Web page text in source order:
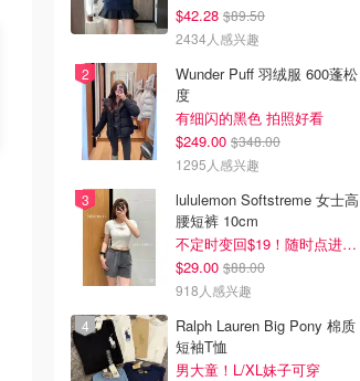
$42.28 $89.50
2434人感兴趣
Wunder Puff 羽绒服 600蓬松
度
有细闪的黑色 拍照好看
$249.00 $348.00
1295人感兴趣
lululemon Softstreme 女士高
腰短裤 10cm
不定时变回$19！随时点进来看
$29.00 $88.00
918人感兴趣
Ralph Lauren Big Pony 棉质
短袖T恤
男大童！L/XL妹子可穿